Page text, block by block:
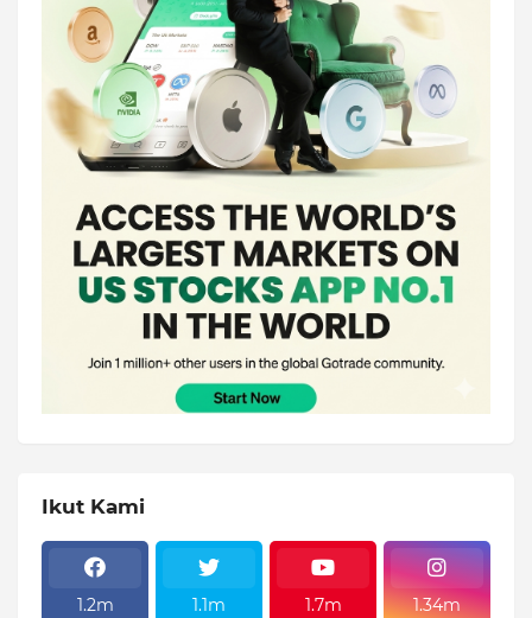
Ikut Kami
1.2m 1.1m 1.7m 1.34m